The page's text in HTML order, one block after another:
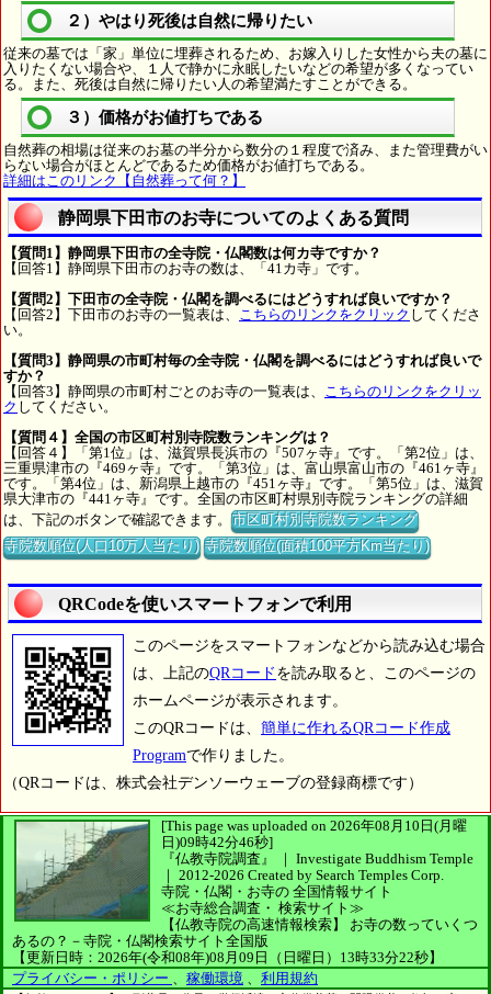
２）やはり死後は自然に帰りたい
従来の墓では「家」単位に埋葬されるため、お嫁入りした女性から夫の墓に
入りたくない場合や、１人で静かに永眠したいなどの希望が多くなってい
る。また、死後は自然に帰りたい人の希望満たすことができる。
３）価格がお値打ちである
自然葬の相場は従来のお墓の半分から数分の１程度で済み、また管理費がい
らない場合がほとんどであるため価格がお値打ちである。
詳細はこのリンク【自然葬って何？】
静岡県下田市のお寺についてのよくある質問
【質問1】静岡県下田市の全寺院・仏閣数は何カ寺ですか？
【回答1】静岡県下田市のお寺の数は、「41カ寺」です。
【質問2】下田市の全寺院・仏閣を調べるにはどうすれば良いですか？
【回答2】下田市のお寺の一覧表は、 こちらのリンクをクリック してくださ
い。
【質問3】静岡県の市町村毎の全寺院・仏閣を調べるにはどうすれば良いで
すか？
【回答3】静岡県の市町村ごとのお寺の一覧表は、 こちらのリンクをクリッ
ク してください。
【質問４】全国の市区町村別寺院数ランキングは？
【回答４】「第1位」は、滋賀県長浜市の『507ヶ寺』です。「第2位」は、
三重県津市の『469ヶ寺』です。「第3位」は、富山県富山市の『461ヶ寺』
です。「第4位」は、新潟県上越市の『451ヶ寺』です。「第5位」は、滋賀
県大津市の『441ヶ寺』です。全国の市区町村県別寺院ランキングの詳細
は、下記のボタンで確認できます。市区町村別寺院数ランキング
寺院数順位(人口10万人当たり) 寺院数順位(面積100平方Km当たり)
QRCodeを使いスマートフォンで利用
このページをスマートフォンなどから読み込む場合
は、上記のQRコード を読み取ると、このページの
ホームページが表示されます。
このQRコードは、 簡単に作れるQRコード作成
Programで作りました。
（QRコードは、株式会社デンソーウェーブの登録商標です）
[This page was uploaded on 2026年08月10日(月曜
日)09時42分46秒]
『仏教寺院調査』 ｜ Investigate Buddhism Temple
｜ 2012-2026 Created by Search Temples Corp.
寺院・仏閣・お寺の 全国情報サイト
≪お寺総合調査・ 検索サイト≫
【仏教寺院の高速情報検索】
お寺の数っていくつ
あるの？－寺院・仏閣検索サイト全国版
【更新日時：2026年(令和08年)08月09日（日曜日）13時33分22秒】
プライバシー・ポリシー 、 稼働環境 、 利用規約